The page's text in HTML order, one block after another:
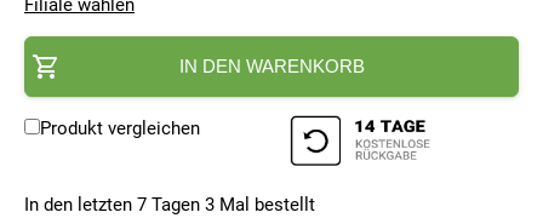
Filiale wählen
IN DEN WARENKORB
Produkt vergleichen
In den letzten 7 Tagen 3 Mal bestellt